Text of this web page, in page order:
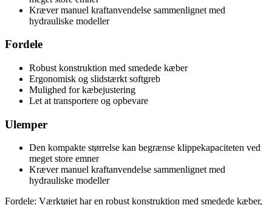
Kræver manuel kraftanvendelse sammenlignet med
hydrauliske modeller
Fordele
Robust konstruktion med smedede kæber
Ergonomisk og slidstærkt softgreb
Mulighed for kæbejustering
Let at transportere og opbevare
Ulemper
Den kompakte størrelse kan begrænse klippekapaciteten ved
meget store emner
Kræver manuel kraftanvendelse sammenlignet med
hydrauliske modeller
Fordele: Værktøjet har en robust konstruktion med smedede kæber,